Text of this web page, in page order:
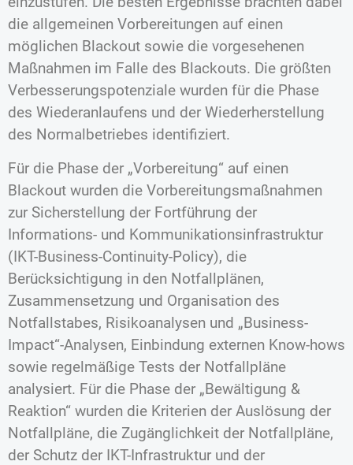
die allgemeinen Vorbereitungen auf einen
möglichen Blackout sowie die vorgesehenen
Maßnahmen im Falle des Blackouts. Die größten
Verbesserungspotenziale wurden für die Phase
des Wiederanlaufens und der Wiederherstellung
des Normalbetriebes identifiziert.
Für die Phase der „Vorbereitung“ auf einen
Blackout wurden die Vorbereitungsmaßnahmen
zur Sicherstellung der Fortführung der
Informations- und Kommunikationsinfrastruktur
(IKT-Business-Continuity-Policy), die
Berücksichtigung in den Notfallplänen,
Zusammensetzung und Organisation des
Notfallstabes, Risikoanalysen und „Business-
Impact“-Analysen, Einbindung externen Know-hows
sowie regelmäßige Tests der Notfallpläne
analysiert. Für die Phase der „Bewältigung &
Reaktion“ wurden die Kriterien der Auslösung der
Notfallpläne, die Zugänglichkeit der Notfallpläne,
der Schutz der IKT-Infrastruktur und der